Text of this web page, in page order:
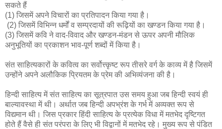
सकते हैं
(1) जिसमें अपने विचारों का प्रतिपादन किया गया है।
(2) जिसमें विभिन्न धर्मों व सम्प्रदायों की रूढ़ियों का खण्डन किया गया है।
(3) जिसमें कवि ने वाद-विवाद और खण्डन-मंडन से ऊपर अपनी मौलिक
अनुभूतियों का प्रकाशन भाव-पूर्ण शब्दों में किया है।
संत साहित्यकारों के कवित्व का सर्वोत्त्कृष्ट रूप तीसरे वर्ग के काव्य में है जिसमें
उन्होंने अपने अलौकिक प्रियतम के प्रेम की अभिव्यंजना की है।
हिन्दी साहित्य में संत साहित्य का सूत्रपात उस समय हुआ जब हिन्दी स्वयं ही
बाल्यावस्था में थी। अर्थात जब हिन्दी अपभ्रंश के गर्भ में अव्यक्त रूप से
विद्यमान थी। जिस प्रकार हिंदी साहित्य के प्रत्येक विधा में मतभेद दृष्टिगत
होते हैं वैसे ही संत परंपरा के लिए भी विद्वानों में मतभेद रहे। मुख्य रूप से पंडित